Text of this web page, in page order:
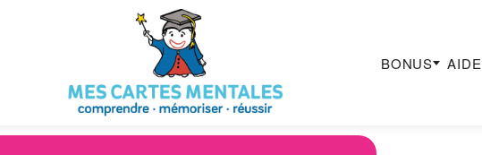
BONUS AIDE